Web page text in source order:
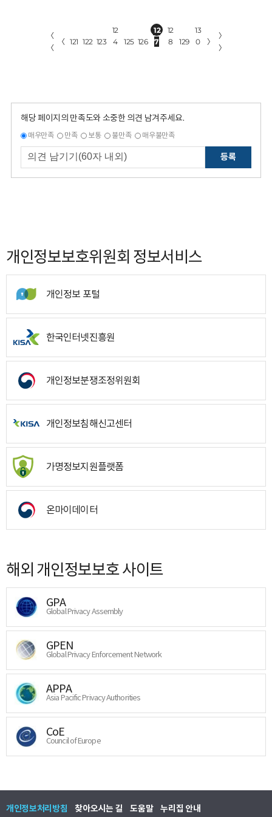
〈
〈
〈 121 122 123
12
4
125 126
12
7
12
8
129
13
0
〉
〉
〉
해당 페이지의 만족도와 소중한 의견 남겨주세요.
매우만족 만족 보통 불만족 매우불만족
등록
개인정보보호위원회 정보서비스
개인정보 포털
한국인터넷진흥원
개인정보분쟁조정위원회
개인정보침해신고센터
가명정보지원플랫폼
온마이데이터
해외 개인정보보호 사이트
GPA
Global Privacy Assembly
GPEN
Global Privacy Enforcement Network
APPA
Asia Pacific Privacy Authorities
CoE
Council of Europe
개인정보처리방침 찾아오시는 길 도움말 누리집 안내